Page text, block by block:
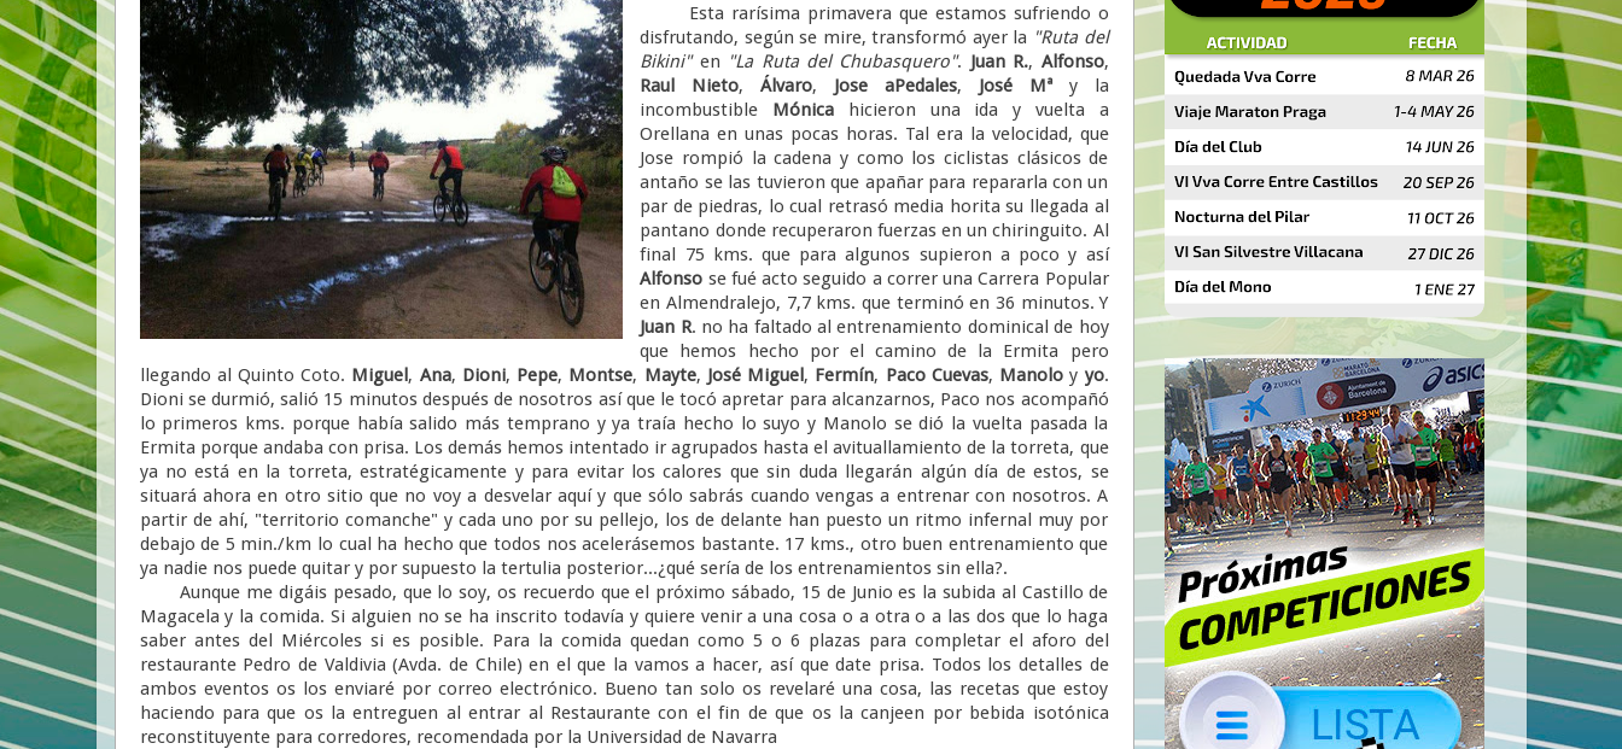
Esta rarísima primavera que estamos sufriendo o
disfrutando, según se mire, transformó ayer la "Ruta del
Bikini"en "La Ruta del Chubasquero". Juan R., Alfonso,
Raul Nieto,Álvaro, Jose aPedales, José Mªy la
incombustible Mónica hicieron una ida y vuelta a
Orellana en unas pocas horas. Tal era la velocidad, que
Jose rompió la cadena y como los ciclistas clásicos de
antaño se las tuvieron que apañar para repararla con un
par de piedras, lo cual retrasó media horita su llegada al
pantano donde recuperaron fuerzas en un chiringuito. Al
final 75 kms. que para algunos supieron a poco y así
Alfonso se fué acto seguido a correr una Carrera Popular
en Almendralejo, 7,7 kms. que terminó en 36 minutos. Y
Juan R. no ha faltado al entrenamiento dominical de hoy
que hemos hecho por el camino de la Ermita pero
llegando al Quinto Coto. Miguel, Ana, Dioni, Pepe, Montse, Mayte, José Miguel, Fermín, Paco Cuevas, Manolo y yo.
Dioni se durmió, salió 15 minutos después de nosotros así que le tocó apretar para alcanzarnos, Paco nos acompañó
lo primeros kms. porque había salido más temprano y ya traía hecho lo suyo y Manolo se dió la vuelta pasada la
Ermita porque andaba con prisa. Los demás hemos intentado ir agrupados hasta el avituallamiento de la torreta, que
ya no está en la torreta, estratégicamente y para evitar los calores que sin duda llegarán algún día de estos, se
situará ahora en otro sitio que no voy a desvelar aquí y que sólo sabrás cuando vengas a entrenar con nosotros. A
partir de ahí, "territorio comanche" y cada uno por su pellejo, los de delante han puesto un ritmo infernal muy por
debajo de 5 min./km lo cual ha hecho que todos nos acelerásemos bastante. 17 kms., otro buen entrenamiento que
ya nadie nos puede quitar y por supuesto la tertulia posterior...¿qué sería de los entrenamientos sin ella?.
Aunque me digáis pesado, que lo soy, os recuerdo que el próximo sábado, 15 de Junio es la subida al Castillo de
Magacela y la comida. Si alguien no se ha inscrito todavía y quiere venir a una cosa o a otra o a las dos que lo haga
saber antes del Miércoles si es posible. Para la comida quedan como 5 o 6 plazas para completar el aforo del
restaurante Pedro de Valdivia (Avda. de Chile) en el que la vamos a hacer, así que date prisa. Todos los detalles de
ambos eventos os los enviaré por correo electrónico. Bueno tan solo os revelaré una cosa, las recetas que estoy
haciendo para que os la entreguen al entrar al Restaurante con el fin de que os la canjeen por bebida isotónica
reconstituyente para corredores, recomendada por la Universidad de Navarra